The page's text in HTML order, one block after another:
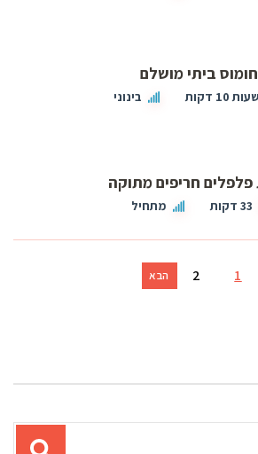
חומוס ביתי מושלם
בינוני
פלפלים חריפים מתוקה
33 דקות מתחיל
1
2 הבא